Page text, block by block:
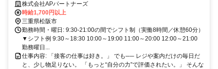
ブな店舗ワーク✅月収32万円も可✨
株式会社APパートナーズ
時給1,700円以上
三重県松阪市
勤務時間・曜日: 9:30-21:00の間でシフト制（実働8時間／休憩60分）
▼シフト例 9:30～18:30 10:00～19:00 11:00～20:00 12:00～21:00
勤務曜日...
仕事内容: 「接客の仕事は好き。」 でも── レジや案内だけの毎日だ
と、少し物足りない。 「もっと“自分の力”で評価されたい。」 そんな